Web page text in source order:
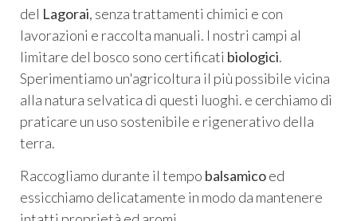
del Lagorai, senza trattamenti chimici e con
lavorazioni e raccolta manuali. I nostri campi al
limitare del bosco sono certificati biologici.
Sperimentiamo un'agricoltura il più possibile vicina
alla natura selvatica di questi luoghi. e cerchiamo di
praticare un uso sostenibile e rigenerativo della
terra.
Raccogliamo durante il tempo balsamicoed
essicchiamo delicatamente in modo da mantenere